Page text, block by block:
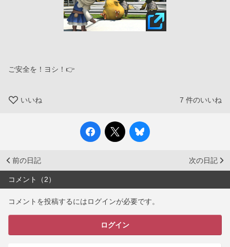
ご安全を！ヨシ！👉
いいね 7 件のいいね
前の日記 次の日記
コメント（2）
コメントを投稿するにはログインが必要です。
ログイン